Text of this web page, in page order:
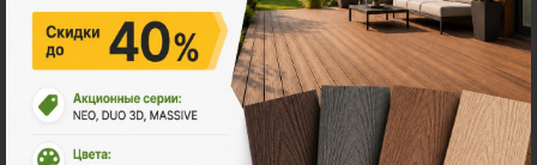
Грядки из ДПК Керамогранит